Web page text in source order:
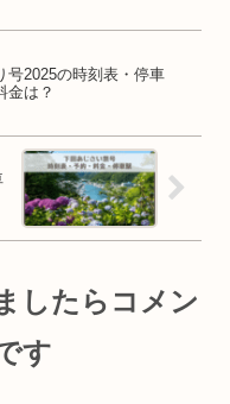
号2025の時刻表・停車
金は？
したらコメン
す